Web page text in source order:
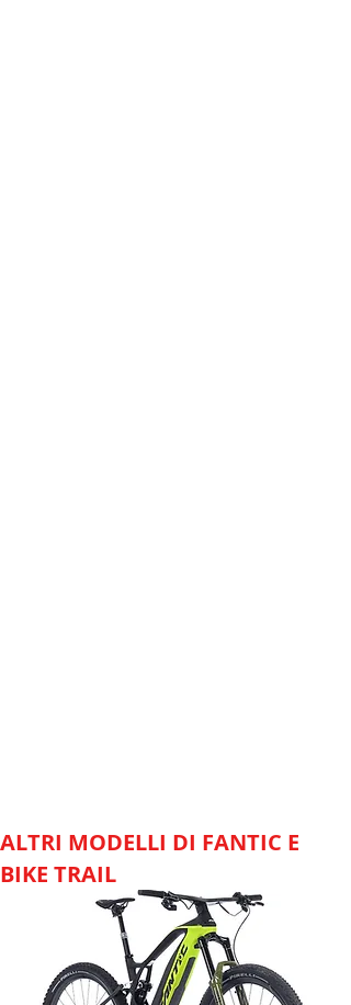
ALTRI MODELLI DI FANTIC E
BIKE TRAIL